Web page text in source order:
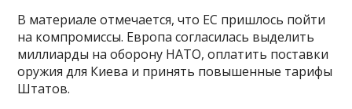
В материале отмечается, что ЕС пришлось пойти
на компромиссы. Европа согласилась выделить
миллиарды на оборону НАТО, оплатить поставки
оружия для Киева и принять повышенные тарифы
Штатов.